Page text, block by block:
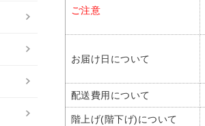
ご注意
お届け日について
配送費用について
階上げ(階下げ)について